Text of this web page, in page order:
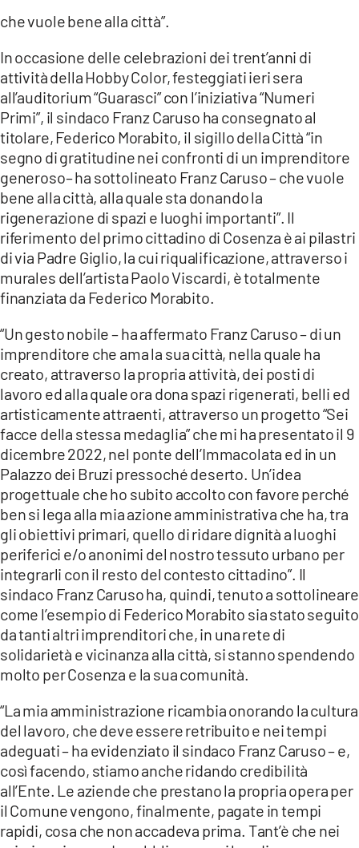
LACTV.IT
LACITYMAG.IT
ILREGGINO.IT
COSENZACHANNEL.IT
ILVIBONESE.IT
CATANZAROCHANNEL.IT
LACAPITALENEWS.IT
App
ANDROID
che vuole bene alla città”.
In occasione delle celebrazioni dei trent’anni di
attività della Hobby Color, festeggiati ieri sera
all’auditorium “Guarasci” con l’iniziativa “Numeri
Primi”, il sindaco Franz Caruso ha consegnato al
titolare, Federico Morabito, il sigillo della Città “in
segno di gratitudine nei confronti di un imprenditore
generoso– ha sottolineato Franz Caruso – che vuole
bene alla città, alla quale sta donando la
rigenerazione di spazi e luoghi importanti”. Il
riferimento del primo cittadino di Cosenza è ai pilastri
di via Padre Giglio, la cui riqualificazione, attraverso i
murales dell’artista Paolo Viscardi, è totalmente
finanziata da Federico Morabito.
“Un gesto nobile – ha affermato Franz Caruso – di un
imprenditore che ama la sua città, nella quale ha
creato, attraverso la propria attività, dei posti di
lavoro ed alla quale ora dona spazi rigenerati, belli ed
artisticamente attraenti, attraverso un progetto “Sei
facce della stessa medaglia” che mi ha presentato il 9
dicembre 2022, nel ponte dell’Immacolata ed in un
Palazzo dei Bruzi pressoché deserto. Un’idea
progettuale che ho subito accolto con favore perché
ben si lega alla mia azione amministrativa che ha, tra
gli obiettivi primari, quello di ridare dignità a luoghi
periferici e/o anonimi del nostro tessuto urbano per
integrarli con il resto del contesto cittadino”. Il
sindaco Franz Caruso ha, quindi, tenuto a sottolineare
come l’esempio di Federico Morabito sia stato seguito
da tanti altri imprenditori che, in una rete di
solidarietà e vicinanza alla città, si stanno spendendo
molto per Cosenza e la sua comunità.
“La mia amministrazione ricambia onorando la cultura
del lavoro, che deve essere retribuito e nei tempi
adeguati – ha evidenziato il sindaco Franz Caruso – e,
così facendo, stiamo anche ridando credibilità
all’Ente. Le aziende che prestano la propria opera per
il Comune vengono, finalmente, pagate in tempi
rapidi, cosa che non accadeva prima. Tant’è che nei